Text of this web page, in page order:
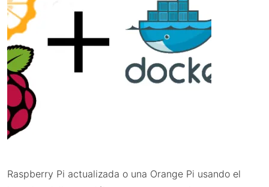
Raspberry Pi actualizada o una Orange Pi usando el